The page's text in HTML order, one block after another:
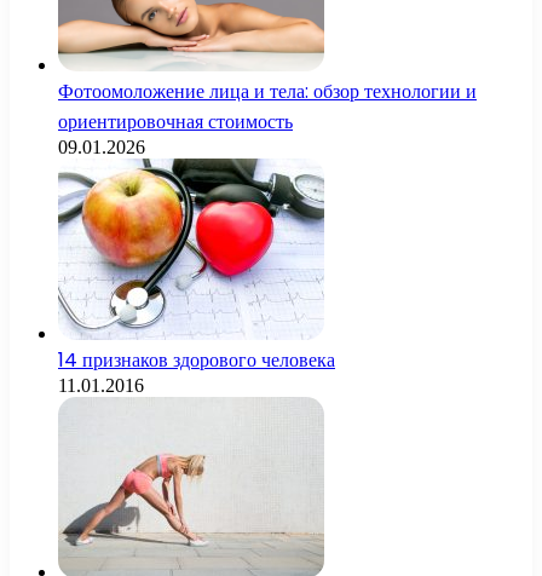
Фотоомоложение лица и тела: обзор технологии и
ориентировочная стоимость
09.01.2026
14 признаков здорового человека
11.01.2016